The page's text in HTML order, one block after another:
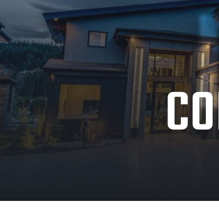
à chaque fois que nous
désormais ! Je
Nous avons bien sûr
bardage que nous
même